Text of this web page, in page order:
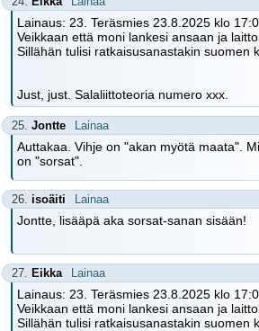
Lainaus: 23. Teräsmies 23.8.2025 klo
Veikkaan että moni lankesi ansaan ja
Sillähän tulisi ratkaisusanastakin suomen
Just, just. Salaliittoteoria numero xxx.
25. Jontte Lainaa
Auttakaa. Vihje on "akan myötä maata".
on "sorsat".
26. isoäiti Lainaa
Jontte, lisääpä aka sorsat-sanan sisään!
27. Eikka Lainaa
Lainaus: 23. Teräsmies 23.8.2025 klo
Veikkaan että moni lankesi ansaan ja
Sillähän tulisi ratkaisusanastakin suomen